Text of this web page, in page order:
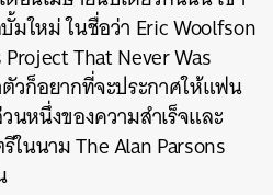
มใหม่ ในชื่อว่า Eric Woolfson
That Never Was
วก็อยากที่จะประกาศให้แฟน
นหนึ่งของความสำเร็จและ
นนาม The Alan Parsons